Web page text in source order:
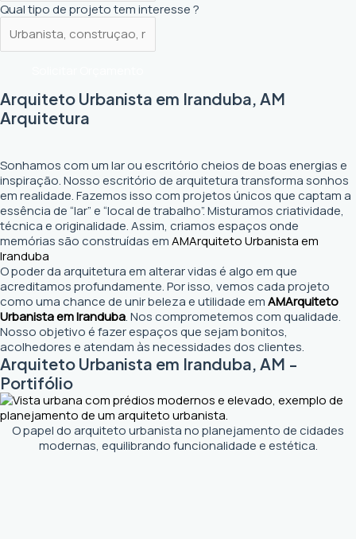
Qual tipo de projeto tem interesse ?
Arquiteto Urbanista em Iranduba, AM
Arquitetura
Sonhamos com um lar ou escritório cheios de boas energias e
inspiração. Nosso escritório de arquitetura transforma sonhos
em realidade. Fazemos isso com projetos únicos que captam a
essência de “lar” e “local de trabalho”. Misturamos criatividade,
técnica e originalidade. Assim, criamos espaços onde
memórias são construídas emAMArquiteto Urbanista em
Iranduba
O poder da arquitetura em alterar vidas é algo em que
acreditamos profundamente. Por isso, vemos cada projeto
como uma chance de unir beleza e utilidade emAMArquiteto
Urbanista em Iranduba. Nos comprometemos com qualidade.
Nosso objetivo é fazer espaços que sejam bonitos,
acolhedores e atendam às necessidades dos clientes.
Arquiteto Urbanista em Iranduba, AM -
Portifólio
O papel do arquiteto urbanista no planejamento de cidades
modernas, equilibrando funcionalidade e estética.